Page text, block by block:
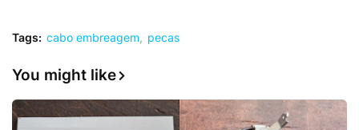
Tags: cabo embreagem pecas
You might like